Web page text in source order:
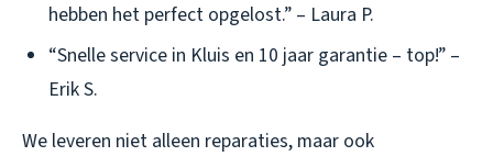
hebben het perfect opgelost.” – Laura P.
“Snelle service in Kluis en 10 jaar garantie – top!” –
Erik S.
We leveren niet alleen reparaties, maar ook